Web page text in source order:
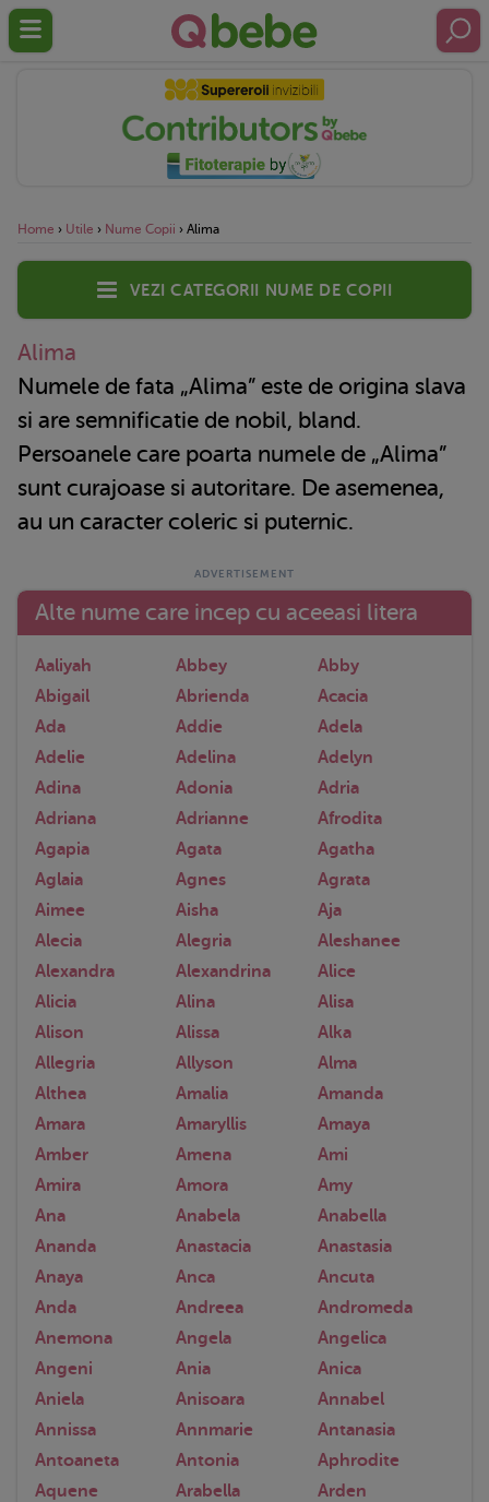
Home › Utile › Nume Copii › Alima
Vezi categorii nume de copii
Alima
Numele de fata „Alima” este de origina slava
si are semnificatie de nobil, bland.
Persoanele care poarta numele de „Alima”
sunt curajoase si autoritare. De asemenea,
au un caracter coleric si puternic.
Alte nume care incep cu aceeasi litera
Aaliyah Abbey
Abby
Abigail
Abrienda
Acacia
Ada
Addie
Adela
Adelie
Adelina
Adelyn
Adina
Adonia
Adria
Adriana
Adrianne
Afrodita
Agapia
Agata
Agatha
Aglaia
Agnes
Agrata
Aimee
Aisha
Aja
Alecia
Alegria
Aleshanee
Alexandra
Alexandrina
Alice
Alicia
Alina
Alisa
Alison
Alissa
Alka
Allegria
Allyson
Alma
Althea
Amalia
Amanda
Amara
Amaryllis
Amaya
Amber
Amena
Ami
Amira
Amora
Amy
Ana
Anabela
Anabella
Ananda
Anastacia
Anastasia
Anaya
Anca
Ancuta
Anda
Andreea
Andromeda
Anemona
Angela
Angelica
Angeni
Ania
Anica
Aniela
Anisoara
Annabel
Annissa
Annmarie
Antanasia
Antoaneta
Antonia
Aphrodite
Aquene
Arabella
Arden